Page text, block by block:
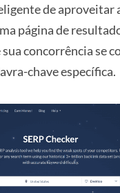
de aproveitar
página de
sua concorrência se
chave específica.